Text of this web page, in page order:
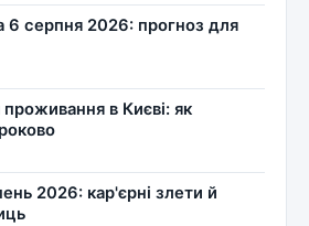
6 серпня 2026: прогноз для
проживання в Києві: як
2026: кар'єрні злети й